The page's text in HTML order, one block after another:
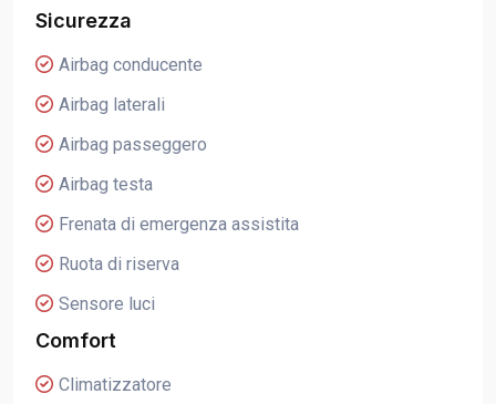
Sicurezza
Airbag conducente
Airbag laterali
Airbag passeggero
Airbag testa
Frenata di emergenza assistita
Ruota di riserva
Sensore luci
Comfort
Climatizzatore